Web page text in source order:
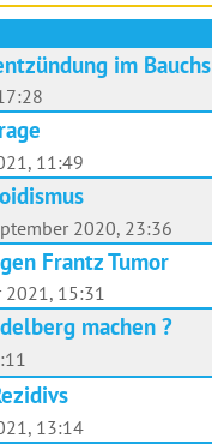
im
11:49
2020, 23:36
Frantz Tumor
2021, 15:31
machen ?
13:14